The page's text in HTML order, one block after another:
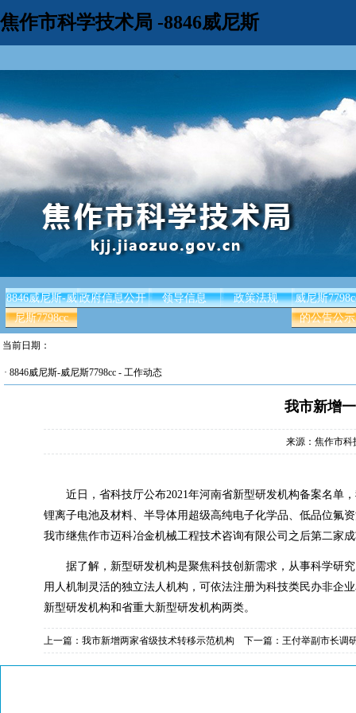
焦作市科学技术局 -8846威尼斯
8846威尼斯-威
尼斯7798cc
政府信息公开 领导信息 政策法规
威尼斯
的公告公示
当前日期：
· 8846威尼斯-威尼斯7798cc - 工作动态
我市新增
来源：焦作市
近日，省科技厅公布2021年河南省新型研发机构备案名单
锂离子电池及材料、半导体用超级高纯电子化学品、低品位氟
我市继焦作市迈科冶金机械工程技术咨询有限公司之后第二家
据了解，新型研发机构是聚焦科技创新需求，从事科学研
用人机制灵活的独立法人机构，可依法注册为科技类民办非企
新型研发机构和省重大新型研发机构两类。
上一篇： 我市新增两家省级技术转移示范机构 下一篇： 王付举副市长调